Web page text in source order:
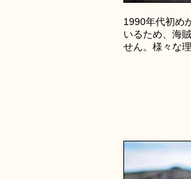
1990年代初め
いるため、海
せん。様々な